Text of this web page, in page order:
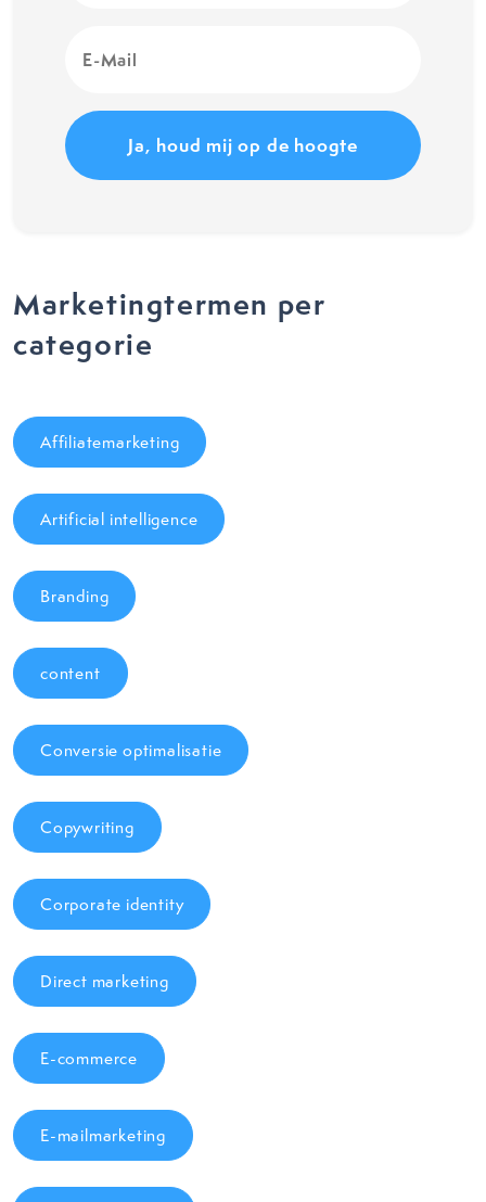
Mail
Marketingtermen per
categorie
Affiliatemarketing
Artificial intelligence
Branding
content
Conversie optimalisatie
Copywriting
Corporate identity
Direct marketing
E-commerce
E-mailmarketing